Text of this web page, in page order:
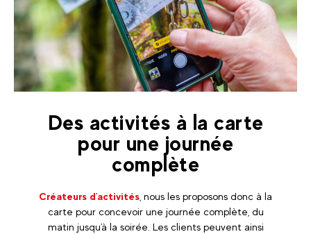
Des activités à la carte
pour une journée
complète
Créateurs d'activités , nous les proposons donc à la
carte pour concevoir une journée complète, du
matin jusqu'à la soirée. Les clients peuvent ainsi